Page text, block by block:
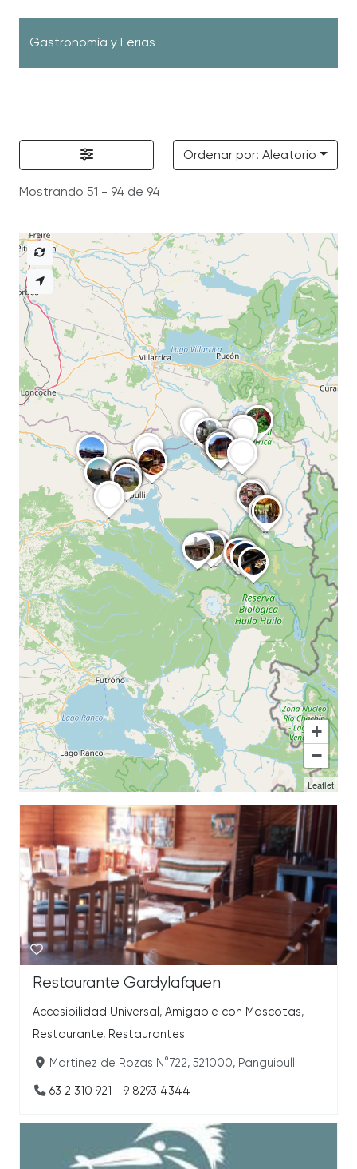
Gastronomía y Ferias
Mostrando 51 - 94 de 94
Ordenar por: Aleatorio
Restaurante Gardylafquen
Accesibilidad Universal , Amigable con Mascotas,
Restaurante, Restaurantes
Martinez de Rozas N°722, 521000, Panguipulli
63 2 310 921 - 9 8293 4344
+
−
Leaflet